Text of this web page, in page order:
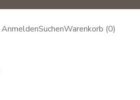
Anmelden
AnmeldenSuchen
SuchenWarenkorb
Warenkorb (0)